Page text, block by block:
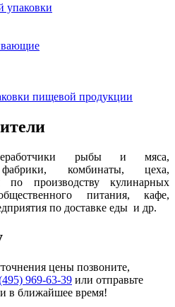
упаковки
пищевой продукции
рыбы и мяса,
фабрики, комбинаты, цеха,
по производству кулинарных
питания, кафе,
по доставке еды и др.
цены позвоните,
969-63-39 или отправьте
в ближайшее время!